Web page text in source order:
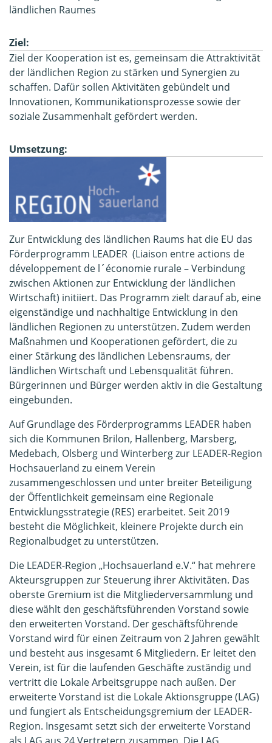
ländlichen Raumes
Ziel:
Ziel der Kooperation ist es, gemeinsam die Attraktivität
der ländlichen Region zu stärken und Synergien zu
schaffen. Dafür sollen Aktivitäten gebündelt und
Innovationen, Kommunikationsprozesse sowie der
soziale Zusammenhalt gefördert werden.
Umsetzung:
Zur Entwicklung des ländlichen Raums hat die EU das
Förderprogramm LEADER (Liaison entre actions de
développement de l´économie rurale – Verbindung
zwischen Aktionen zur Entwicklung der ländlichen
Wirtschaft) initiiert. Das Programm zielt darauf ab, eine
eigenständige und nachhaltige Entwicklung in den
ländlichen Regionen zu unterstützen. Zudem werden
Maßnahmen und Kooperationen gefördert, die zu
einer Stärkung des ländlichen Lebensraums, der
ländlichen Wirtschaft und Lebensqualität führen.
Bürgerinnen und Bürger werden aktiv in die Gestaltung
eingebunden.
Auf Grundlage des Förderprogramms LEADER haben
sich die Kommunen Brilon, Hallenberg, Marsberg,
Medebach, Olsberg und Winterberg zur LEADER-Region
Hochsauerland zu einem Verein
zusammengeschlossen und unter breiter Beteiligung
der Öffentlichkeit gemeinsam eine Regionale
Entwicklungsstrategie (RES) erarbeitet. Seit 2019
besteht die Möglichkeit, kleinere Projekte durch ein
Regionalbudget zu unterstützen.
Die LEADER-Region „Hochsauerland e.V.“ hat mehrere
Akteursgruppen zur Steuerung ihrer Aktivitäten. Das
oberste Gremium ist die Mitgliederversammlung und
diese wählt den geschäftsführenden Vorstand sowie
den erweiterten Vorstand. Der geschäftsführende
Vorstand wird für einen Zeitraum von 2 Jahren gewählt
und besteht aus insgesamt 6 Mitgliedern. Er leitet den
Verein, ist für die laufenden Geschäfte zuständig und
vertritt die Lokale Arbeitsgruppe nach außen. Der
erweiterte Vorstand ist die Lokale Aktionsgruppe (LAG)
und fungiert als Entscheidungsgremium der LEADER-
Region. Insgesamt setzt sich der erweiterte Vorstand